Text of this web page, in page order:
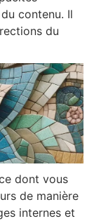
contenu. Il
du
dont vous
de manière
internes et